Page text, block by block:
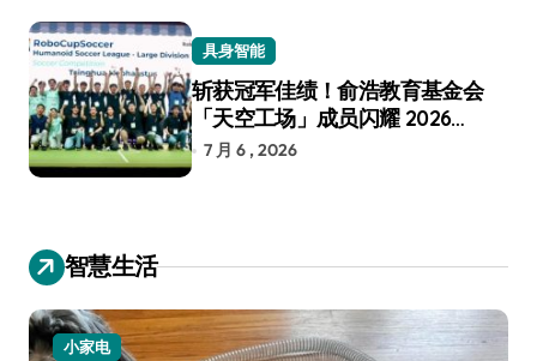
具身智能
斩获冠军佳绩！俞浩教育基金会
「天空工场」成员闪耀 2026
RoboCup 机器人世界杯
7 月 6 , 2026
智慧生活
小家电